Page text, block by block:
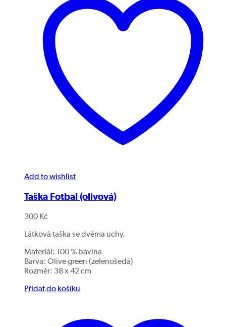
Add to wishlist
Taška Fotbal (olivová)
300 Kč
Látková taška se dvěma uchy.
Materiál: 100 % bavlna
Barva: Olive green (zelenošedá)
Rozměr: 38 x 42 cm
Přidat do košíku